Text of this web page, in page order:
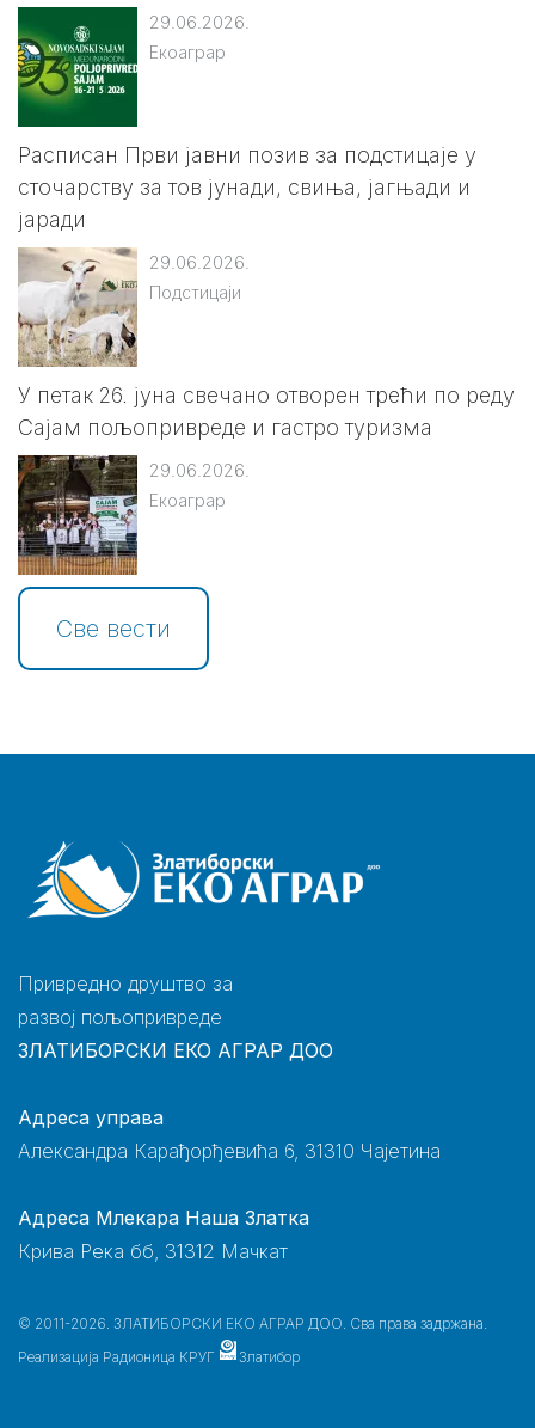
29.06.2026.
Екоаграр
Расписан Први јавни позив за подстицаје у
сточарству за тов јунади, свиња, јагњади и
јаради
29.06.2026.
Подстицаји
У петак 26. јуна свечано отворен трећи по реду
Сајам пољопривреде и гастро туризма
29.06.2026.
Екоаграр
Све вести
Привредно друштво за
развој пољопривреде
ЗЛАТИБОРСКИ ЕКО АГРАР ДОО
Адреса управа
Александра Карађорђевића 6, 31310 Чајетина
Адреса Млекара Наша Златка
Крива Река бб, 31312 Мачкат
© 2011-2026. ЗЛАТИБОРСКИ ЕКО АГРАР ДОО. Сва права задржана.
Реализација Радионица КРУГ Златибор